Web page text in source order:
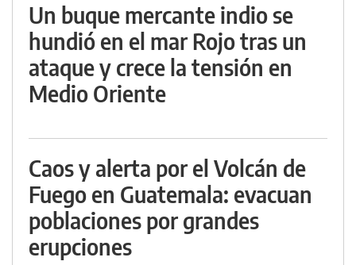
Un buque mercante indio se
hundió en el mar Rojo tras un
ataque y crece la tensión en
Medio Oriente
Caos y alerta por el Volcán de
Fuego en Guatemala: evacuan
poblaciones por grandes
erupciones